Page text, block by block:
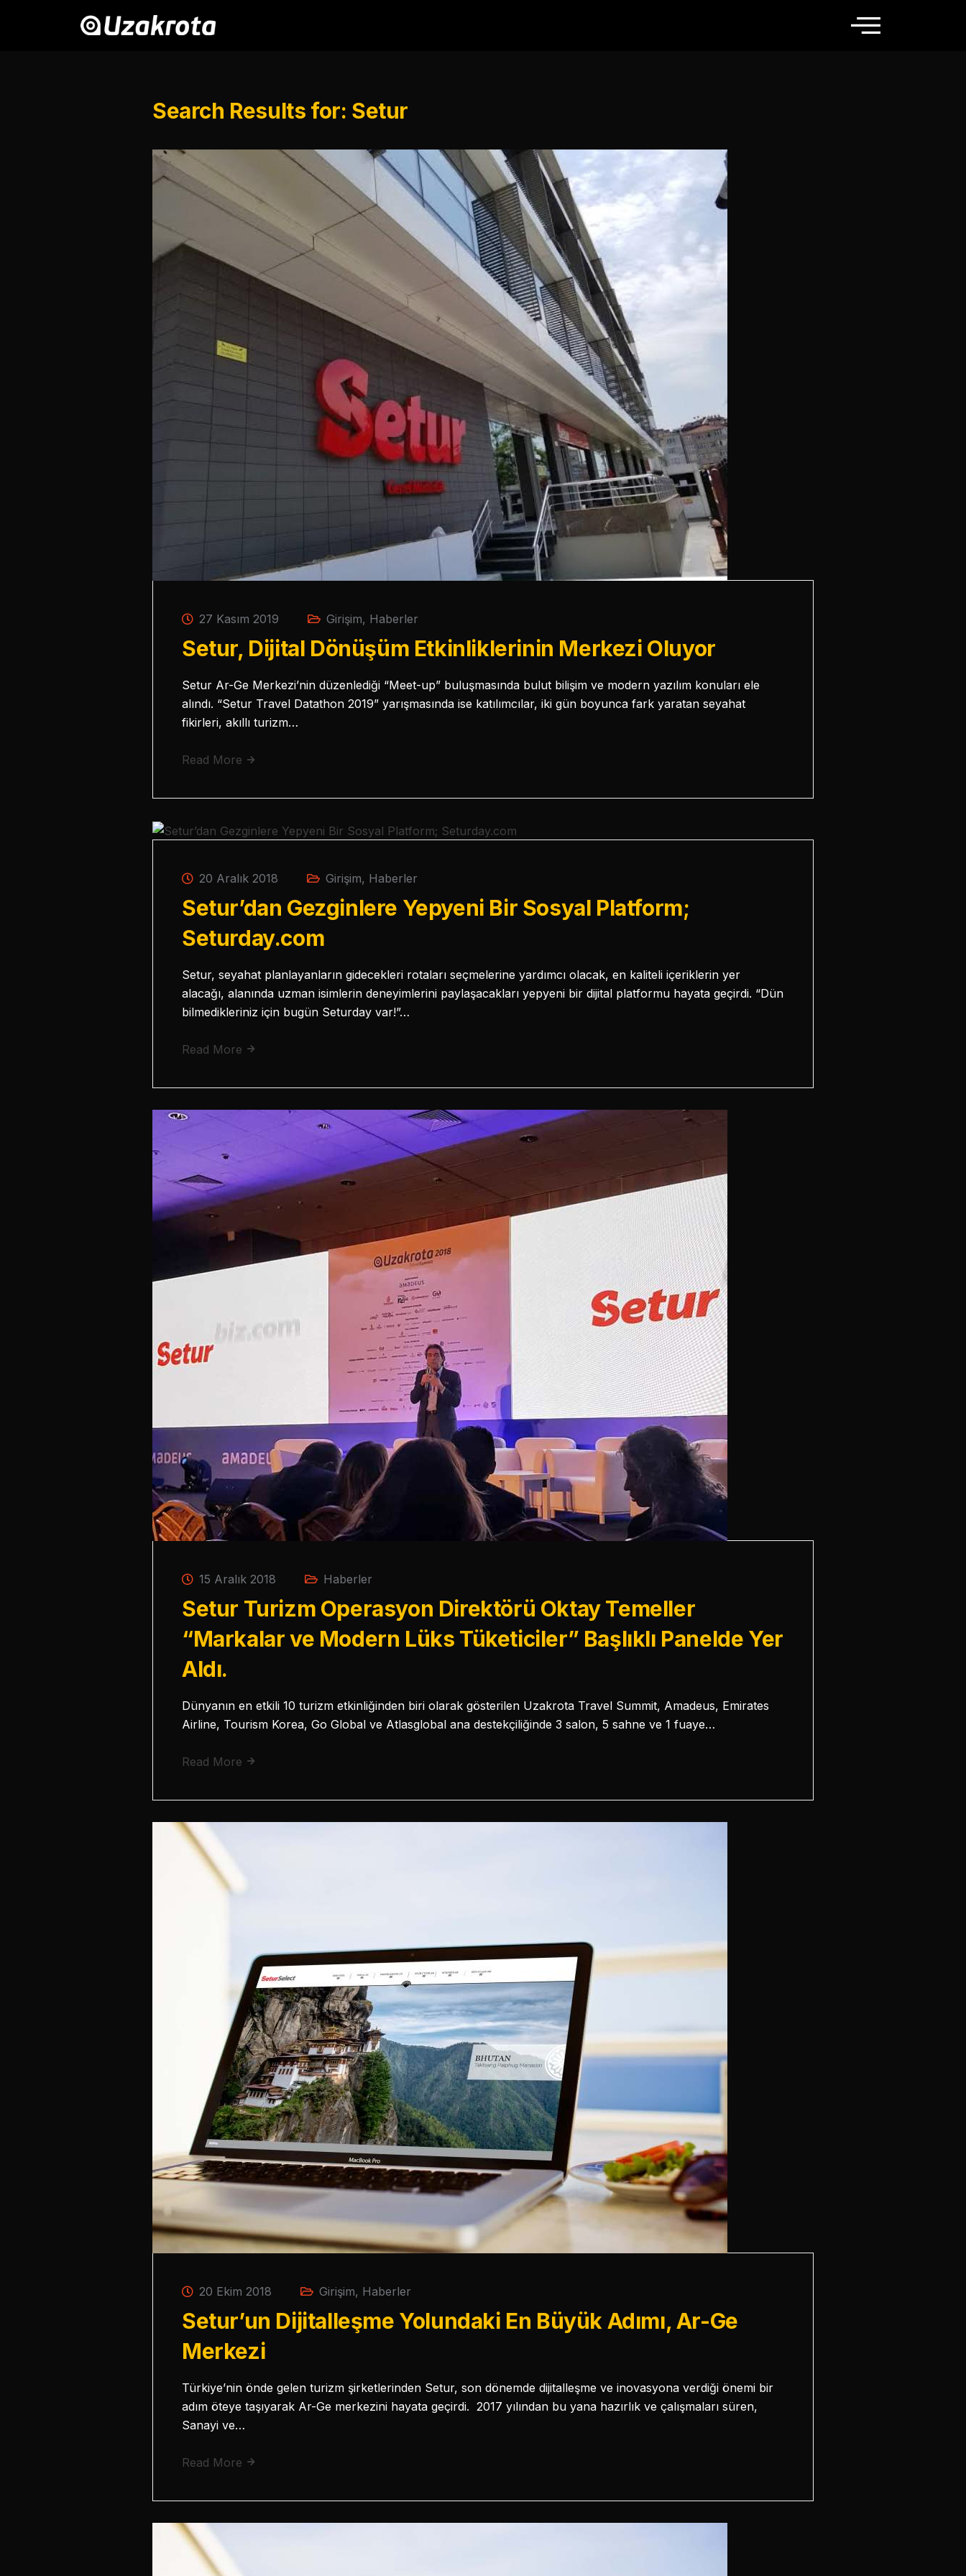
Search Results for: Setur
27 Kasım 2019 Girişim, Haberler
Setur, Dijital Dönüşüm Etkinliklerinin Merkezi Oluyor
Setur Ar-Ge Merkezi’nin düzenlediği “Meet-up” buluşmasında bulut bilişim ve modern yazılım konuları ele
alındı. “Setur Travel Datathon 2019” yarışmasında ise katılımcılar, iki gün boyunca fark yaratan seyahat
fikirleri, akıllı turizm…
Read More
20 Aralık 2018 Girişim, Haberler
Setur’dan Gezginlere Yepyeni Bir Sosyal Platform;
Seturday.com
Setur, seyahat planlayanların gidecekleri rotaları seçmelerine yardımcı olacak, en kaliteli içeriklerin yer
alacağı, alanında uzman isimlerin deneyimlerini paylaşacakları yepyeni bir dijital platformu hayata geçirdi. “Dün
bilmedikleriniz için bugün Seturday var!”…
Read More
15 Aralık 2018 Haberler
Setur Turizm Operasyon Direktörü Oktay Temeller
“Markalar ve Modern Lüks Tüketiciler” Başlıklı Panelde Yer
Aldı.
Dünyanın en etkili 10 turizm etkinliğinden biri olarak gösterilen Uzakrota Travel Summit, Amadeus, Emirates
Airline, Tourism Korea, Go Global ve Atlasglobal ana destekçiliğinde 3 salon, 5 sahne ve 1 fuaye…
Read More
20 Ekim 2018 Girişim, Haberler
Setur’un Dijitalleşme Yolundaki En Büyük Adımı, Ar-Ge
Merkezi
Türkiye’nin önde gelen turizm şirketlerinden Setur, son dönemde dijitalleşme ve inovasyona verdiği önemi bir
adım öteye taşıyarak Ar-Ge merkezini hayata geçirdi. 2017 yılından bu yana hazırlık ve çalışmaları süren,
Sanayi ve…
Read More